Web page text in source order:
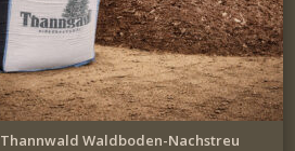
IN DEN WARENKORB
Thannwald Waldboden-Nachstreu